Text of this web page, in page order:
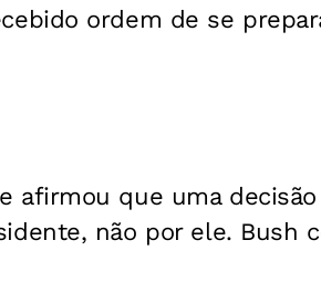
ordem de se
afirmou que uma
não por ele. Bush